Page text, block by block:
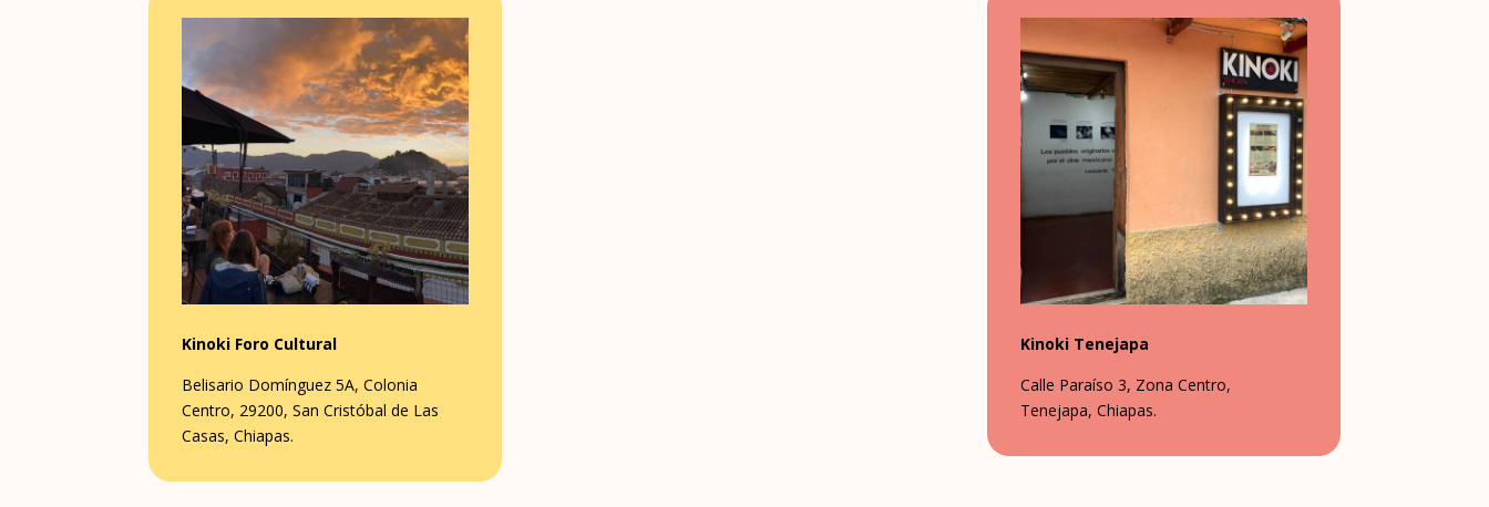
Kinoki Foro Cultural
Belisario Domínguez 5A, Colonia
Centro, 29200, San Cristóbal de Las
Casas, Chiapas.
Kinoki Tenejapa
Calle Paraíso 3, Zona Centro,
Tenejapa, Chiapas.